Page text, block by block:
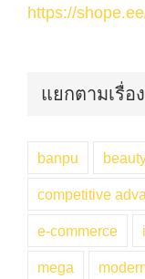
https://
แยกตามเรื่อง
banpu
competitive
e-commerce
mega